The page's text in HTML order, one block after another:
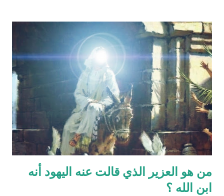
المنطقة الصدرية عندها ( الترائب ) , و لا يتكون مني الرجل من منطقته
الصدريّة أيضاً ( الصلب ) هو يتكون في الخصيتين خارج البطن بعيداً عن
منطقة الصدر !! وهذا ايضاً حديث صحيح يوضح مقصد الآية اكثر :" ماء
الرجل أبيض وماء المرأة أصفر، فإذا اجتمعا فعلا مني الرجل مني
المرأة أذكرا بإذن الله، وإذا علا مني المرأة مني الرجل أنثا بإذن الله "
صحيح مسلم ‪http://fatwa.islamweb.net/fatwa/index.php?
page=sh...
من هو العزير الذي قالت عنه اليهود أنه
ابن الله ؟